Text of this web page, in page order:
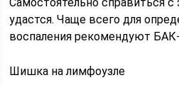
удастся. Чаще всего для
воспаления рекомендуют
Шишка на лимфоузле